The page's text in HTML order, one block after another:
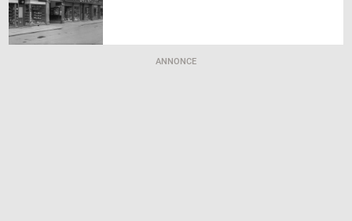
ANNONCE